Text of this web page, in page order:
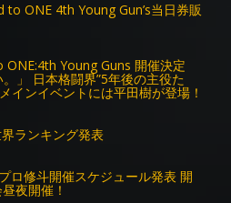
ONE 4th Young Gun’s当日券販
Young Guns 開催決定
」 日本格闘界”5年後の主役た
インイベントには平田樹が登場！
ランキング発表
ロ修斗開催スケジュール発表 開
夜開催！